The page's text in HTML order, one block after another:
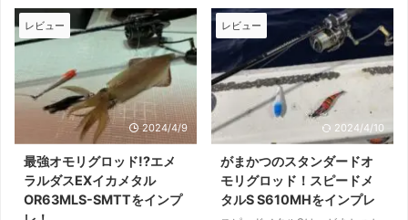
レビュー
2024/4/9
最強オモリグロッド!?エメ
ラルダスEXイカメタル
OR63MLS-SMTTをインプ
レビュー
2024/4/10
がまかつのスタンダードオ
モリグロッド！スピードメ
タルS S610MHをインプレ